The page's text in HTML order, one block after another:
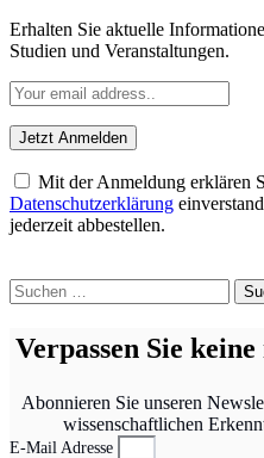
Erhalten Sie aktuelle
Studien und Veranstaltungen.
Mit der Anmeldung erklären
Datenschutzerklärung
jederzeit abbestellen.
Suchen
nach:
Verpassen Sie
Abonnieren Sie unseren
wissenschaftlichen
E-Mail Adresse